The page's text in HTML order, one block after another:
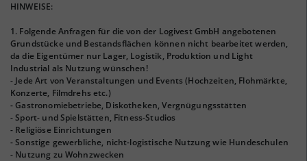
HINWEISE:
1. Folgende Anfragen für die von der Logivest GmbH angebotenen
Grundstücke und Bestandsflächen können nicht bearbeitet werden,
da die Eigentümer nur Lager, Logistik, Produktion und Light
Industrial als Nutzung wünschen!
- Jede Art von Veranstaltungen und Events (Hochzeiten, Flohmärkte,
Konzerte, Filmdrehs etc.)
- Gastronomiebetriebe, Diskotheken, Vergnügungsstätten
- Sport- und Spielstätten, Fitness-Studios
- Religiöse Einrichtungen
- Sonstige gewerbliche, nicht-logistische Nutzung wie Hundeschulen
- Nutzung zu Wohnzwecken